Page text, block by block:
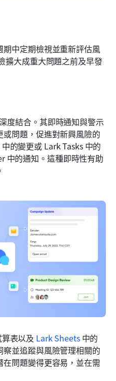
中定期檢視並重新評估風
擴大成重大問題之前及早發
度結合。其即時通知與警示
問題，促進對新興風險的
的變更或 Lark Tasks 中的
中的通知。這種即時性有助
表以及 Lark Sheets 中的
並追蹤與風險管理相關的
問題變得更容易，並在需